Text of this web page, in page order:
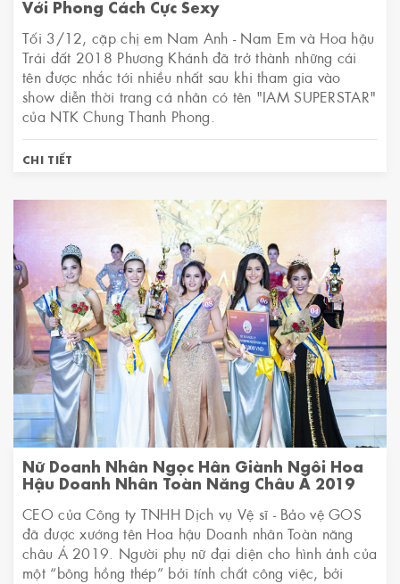
Với Phong Cách Cực Sexy
Tối 3/12, cặp chị em Nam Anh - Nam Em và Hoa hậu
Trái đất 2018 Phương Khánh đã trở thành những cái
tên được nhắc tới nhiều nhất sau khi tham gia vào
show diễn thời trang cá nhân có tên "IAM SUPERSTAR"
của NTK Chung Thanh Phong.
CHI TIẾT
Nữ Doanh Nhân Ngọc Hân Giành Ngôi Hoa
Hậu Doanh Nhân Toàn Năng Châu Á 2019
CEO của Công ty TNHH Dịch vụ Vệ sĩ - Bảo vệ GOS
đã được xướng tên Hoa hậu Doanh nhân Toàn năng
châu Á 2019. Người phụ nữ đại diện cho hình ảnh của
một “bông hồng thép” bởi tính chất công việc, bởi